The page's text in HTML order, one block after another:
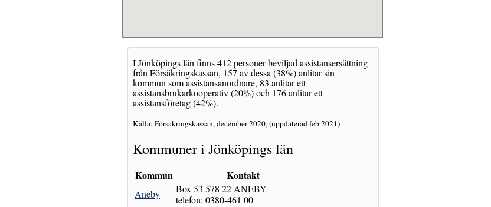
I Jönköpings län finns 412 personer beviljad assistansersättning
från Försäkringskassan, 157 av dessa (38%) anlitar sin
kommun som assistansanordnare, 83 anlitar ett
assistansbrukarkooperativ (20%) och 176 anlitar ett
assistansföretag (42%).
Källa: Försäkringskassan, december 2020, (uppdaterad feb 2021).
Kommuner i Jönköpings län
Kommun Kontakt
Aneby
Box 53 578 22 ANEBY
telefon: 0380-461 00